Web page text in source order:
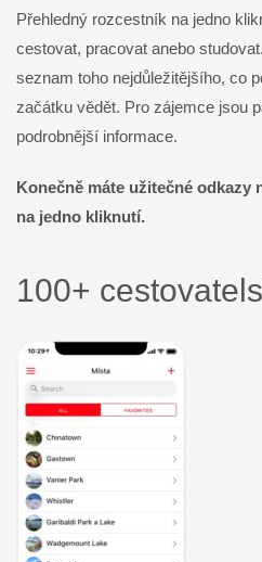
Přehledný rozcestník na jedno
cestovat, pracovat anebo
seznam toho nejdůležitějšího, co
začátku vědět. Pro zájemce jsou
podrobnější informace.
Konečně máte užitečné odkazy
na jedno kliknutí.
100+